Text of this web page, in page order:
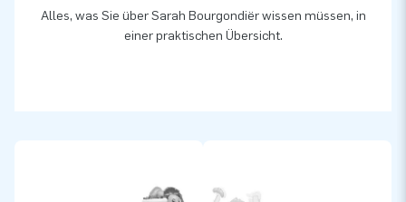
Alles, was Sie über Sarah Bourgondiër wissen müssen, in
einer praktischen Übersicht.